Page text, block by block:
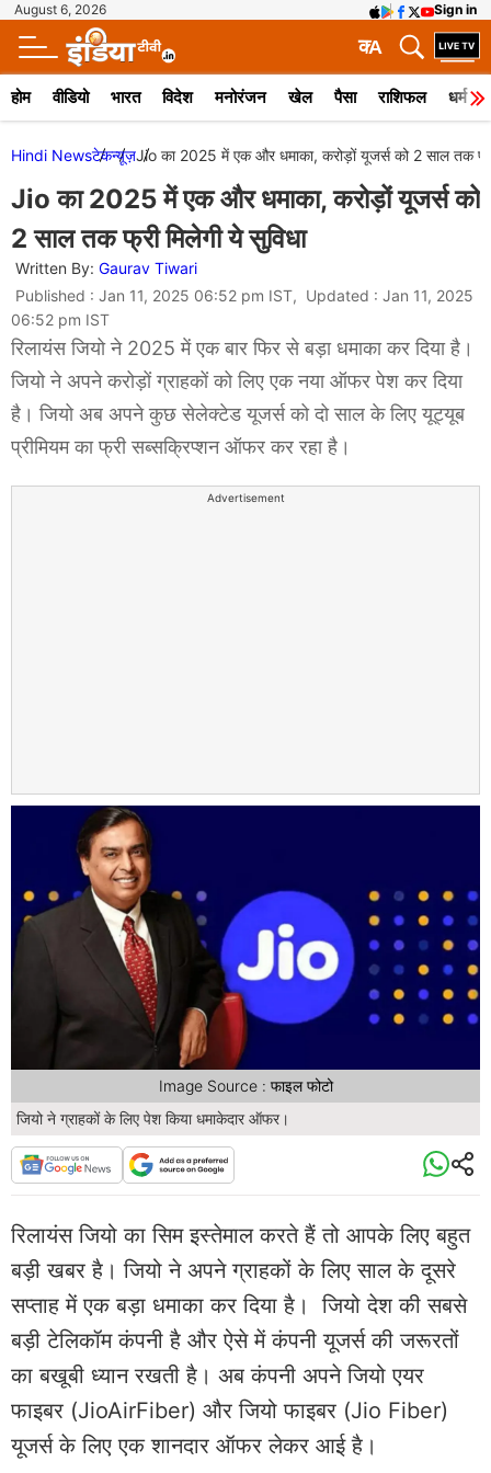
August 6, 2026 Sign in
A
क
होम वीडियो भारत विदेश मनोरंजन खेल पैसा राशिफल धर्म
Hindi Newsटेकन्यूज़Jio का 2025 में एक और धमाका, करोड़ों यूजर्स को 2 साल तक
Jio का 2025 में एक और धमाका, करोड़ों यूजर्स को
2 साल तक फ्री मिलेगी ये सुविधा
Written By: Gaurav Tiwari
Published : Jan 11, 2025 06:52 pm IST, Updated : Jan 11, 2025
06:52 pm IST
रिलायंस जियो ने 2025 में एक बार फिर से बड़ा धमाका कर दिया है।
जियो ने अपने करोड़ों ग्राहकों को लिए एक नया ऑफर पेश कर दिया
है। जियो अब अपने कुछ सेलेक्टेड यूजर्स को दो साल के लिए यूट्यूब
प्रीमियम का फ्री सब्सक्रिप्शन ऑफर कर रहा है।
Advertisement
जियो ने ग्राहकों के लिए पेश किया धमाकेदार ऑफर।
Image Source : फाइल फोटो
रिलायंस जियो का सिम इस्तेमाल करते हैं तो आपके लिए बहुत
बड़ी खबर है। जियो ने अपने ग्राहकों के लिए साल के दूसरे
सप्ताह में एक बड़ा धमाका कर दिया है। जियो देश की सबसे
बड़ी टेलिकॉम कंपनी है और ऐसे में कंपनी यूजर्स की जरूरतों
का बखूबी ध्यान रखती है। अब कंपनी अपने जियो एयर
फाइबर (JioAirFiber) और जियो फाइबर (Jio Fiber)
यूजर्स के लिए एक शानदार ऑफर लेकर आई है।